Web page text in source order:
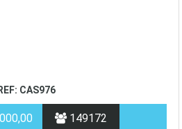
REF: CAS976
149172